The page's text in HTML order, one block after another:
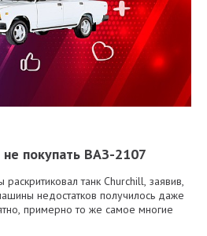
покупать ВАЗ-2107
танк Churchill, заявив,
недостатков получилось даже
примерно то же самое многие